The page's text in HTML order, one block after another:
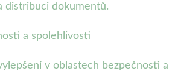
distribuci dokumentů.
a spolehlivosti
v oblastech bezpečnosti a